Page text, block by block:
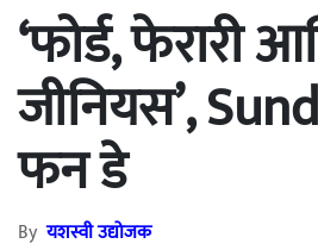
‘फोर्ड, फेरारी
जीनियस’,
फन डे
Byयशस्वी उद्योजक